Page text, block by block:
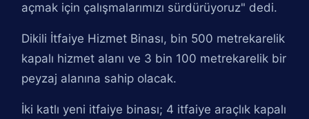
açmak için çalışmalarımızı sürdürüyoruz" dedi.
Dikili İtfaiye Hizmet Binası, bin 500 metrekarelik
kapalı hizmet alanı ve 3 bin 100 metrekarelik bir
peyzaj alanına sahip olacak.
İki katlı yeni itfaiye binası; 4 itfaiye araçlık kapalı